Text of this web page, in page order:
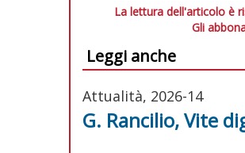
La lettura dell'articolo è
Gli
Leggi anche
Attualità, 2026-14
G. Rancilio, Vite